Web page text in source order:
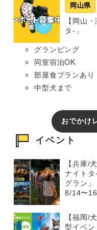
岡山県
【岡山
タ-」
グランピング
同室宿泊OK
部屋食プランあり
中型犬まで
おでかけ
イベント
【兵庫/
ナイトタ
グラン」
8/14〜16
【福岡/
型イベン